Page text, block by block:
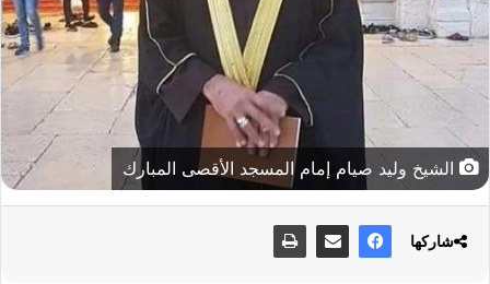
الشيخ وليد صيام إمام المسجد الأقصى المبارك
شاركها